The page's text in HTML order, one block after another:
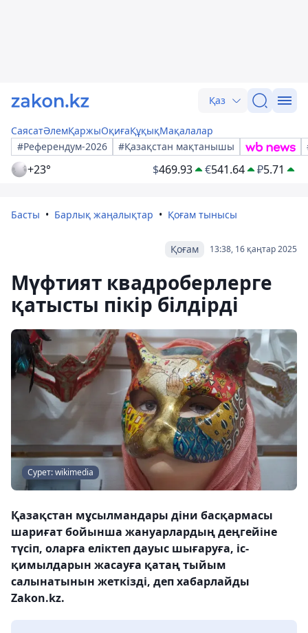
Қаз
СаясатӘлемҚаржыОқиғаҚұқықМақалалар
#Референдум-2026
#Қазақстан мақтанышы
+23° $469.93 €541.64 ₽5.71
Басты Барлық жаңалықтар Қоғам тынысы
13:38, 16 қаңтар 2025
Қоғам
Мүфтият квадроберлерге
қатысты пікір білдірді
Сурет: wikimedia
Қазақстан мұсылмандары діни басқармасы
шариғат бойынша жануарлардың деңгейіне
түсіп, оларға еліктеп дауыс шығаруға, іс-
қимылдарын жасауға қатаң тыйым
салынатынын жеткізді, деп хабарлайды
Zakon.kz.